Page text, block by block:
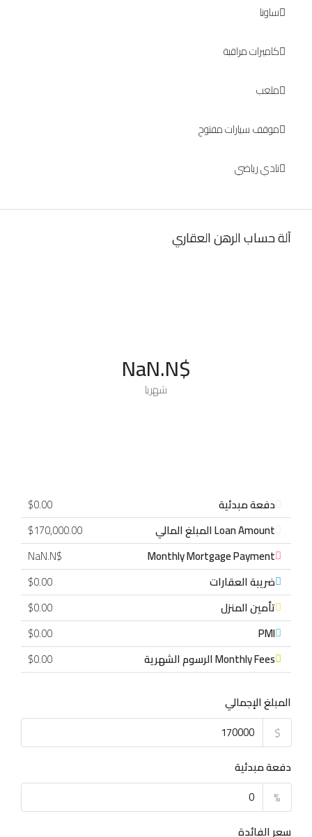
ساونا
كاميرات مراقبة
ملعب
موقف سيارات مفتوح
نادي رياضي
آلة حساب الرهن العقاري
$NaN.N
شهريا
دفعة مبدئية
$0.00
Loan Amount المبلغ المالي
$170,000.00
Monthly Mortgage Payment
$NaN.N
ضريبة العقارات
$0.00
تأمين المنزل
$0.00
PMI
$0.00
Monthly Fees الرسوم الشهرية
$0.00
المبلغ الإجمالي
$
دفعة مبدئية
%
سعر الفائدة